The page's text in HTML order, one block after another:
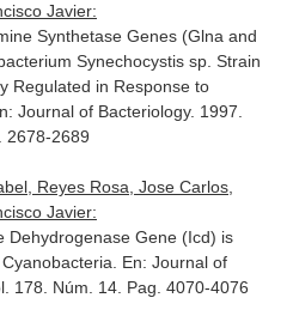
Javier:
Synthetase Genes (Glna and
Synechocystis sp. Strain
Regulated in Response to
Journal of Bacteriology. 1997.
2678-2689
Reyes Rosa, Jose Carlos,
Javier:
Dehydrogenase Gene (Icd) is
En: Journal of
178. Núm. 14. Pag. 4070-4076